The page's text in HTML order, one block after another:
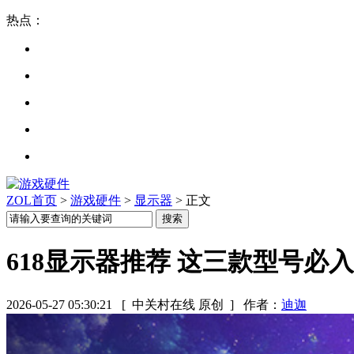
热点：
ZOL首页 > 游戏硬件 > 显示器 > 正文
618显示器推荐 这三款型号必
2026-05-27 05:30:21 [ 中关村在线 原创 ] 作者： 迪迦